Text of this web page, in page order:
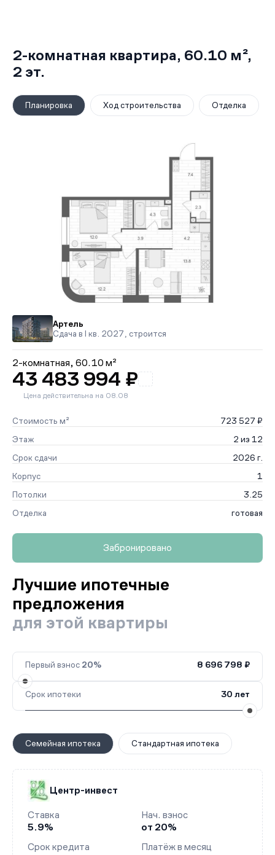
2-комнатная квартира, 60.10 м²,
2 эт.
Планировка Ход строительства Отделка
Артель
Сдача в I кв. 2027, строится
2-комнатная, 60.10 м²
43 483 994 ₽
Цена действительна на 08.08
Стоимость м²
723 527 ₽
Этаж
2 из 12
Срок сдачи
2026 г.
Корпус
1
Потолки
3.25
Отделка
готовая
Забронировано
Лучшие ипотечные
предложения
для этой квартиры
Первый взнос 20% 8 696 798 ₽
Срок ипотеки 30 лет
Семейная ипотека Стандартная ипотека
Центр-инвест
Ставка
5.9%
Нач. взнос
от 20%
Срок кредита
Платёж в месяц